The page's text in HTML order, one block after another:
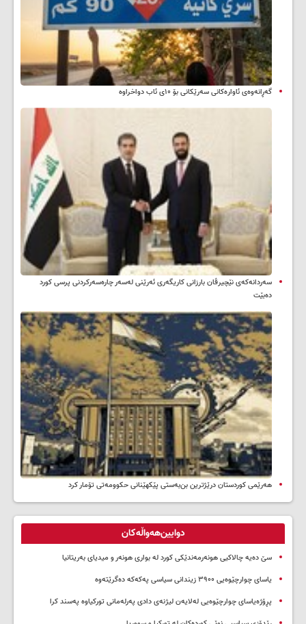
گەڕانەوەی ئاوارەکانی سەرێکانی بۆ ۱۰ی ئاب دواخراوە
سه‌ردانه‌کەی نێچیرڤان بارزانی كاریگه‌ری ئه‌رێنی له‌سه‌ر چاره‌سه‌ركردنی پرسی كورد
ده‌بێت
هەرێمی کوردستان درێژترین بن‌بەستی پێکهێنانی حکوومەتی تۆمار کرد
دوایین‌هەواڵەکان
سێ دەیە چالاکیی هونەرمەندێکی کورد لە بواری هونەر و میدیای بەریتانیا
یاسای چوارچێوەیی ۳۹۰۰ زیندانی سیاسی پەکەکە دەگرێتەوە
پڕۆژەیاسای چوارچێوەیی لەلایەن لیژنەی دادی پەرلەمانی تورکیاوە پەسند کرا